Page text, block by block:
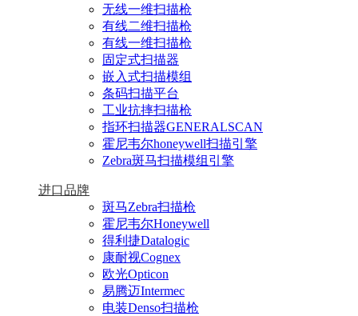
无线一维扫描枪
有线二维扫描枪
有线一维扫描枪
固定式扫描器
嵌入式扫描模组
条码扫描平台
工业抗摔扫描枪
指环扫描器GENERALSCAN
霍尼韦尔honeywell扫描引擎
Zebra斑马扫描模组引擎
进口品牌
斑马Zebra扫描枪
霍尼韦尔Honeywell
得利捷Datalogic
康耐视Cognex
欧光Opticon
易腾迈Intermec
电装Denso扫描枪